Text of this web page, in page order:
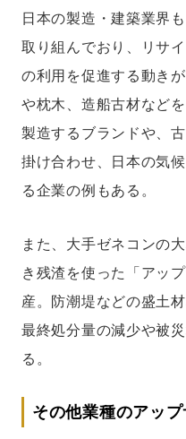
日本の製造・建築業界
取り組んでおり、リサ
の利用を促進する動き
や枕木、造船古材など
製造するブランドや、
掛け合わせ、日本の気
る企業の例もある。
また、大手ゼネコンの
き残渣を使った「アッ
産。防潮堤などの盛土
最終処分量の減少や被
る。
その他業種のアッ